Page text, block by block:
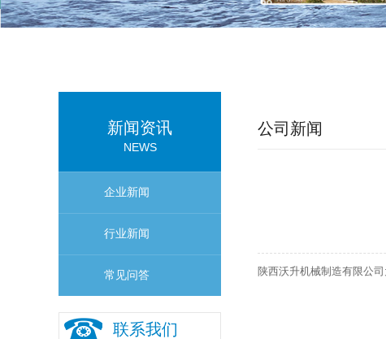
新闻资讯
NEWS
企业新闻
行业新闻
常见问答
联系我们
公司新闻
陕西沃升机械制造有限公